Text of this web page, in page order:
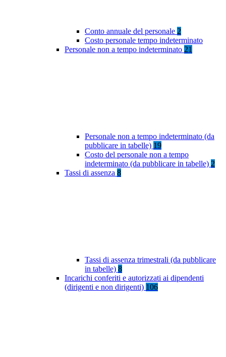
Conto annuale del personale 2
Costo personale tempo indeterminato
Personale non a tempo indeterminato 21
Personale non a tempo indeterminato (da
pubblicare in tabelle) 19
Costo del personale non a tempo
indeterminato (da pubblicare in tabelle) 2
Tassi di assenza 8
Tassi di assenza trimestrali (da pubblicare
in tabelle) 8
Incarichi conferiti e autorizzati ai dipendenti
(dirigenti e non dirigenti) 106